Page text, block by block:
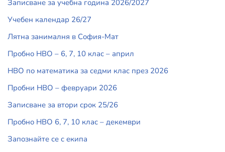
Записване за учебна година 2026/2027
Учебен календар 26/27
Лятна занималня в София-Мат
Пробно НВО – 6, 7, 10 клас – април
НВО по математика за седми клас през 2026
Пробни НВО – февруари 2026
Записване за втори срок 25/26
Пробно НВО 6, 7, 10 клас – декември
Запознайте се с екипа